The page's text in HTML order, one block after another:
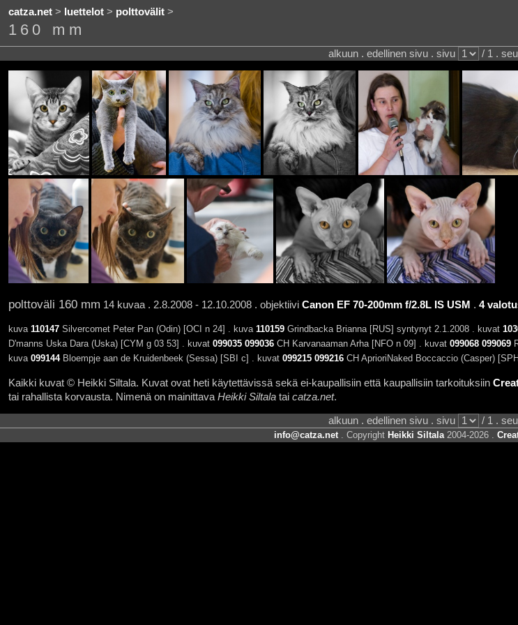
catza.net> luettelot> polttovälit>
160 mm
alkuun . edellinen sivu . sivu / 1 .
polttoväli 160 mm 14 kuvaa . 2.8.2008 - 12.10.2008 . objektiivi Canon EF 70-200mm f/2.8L IS USM . 4
kuva 110147Silvercomet Peter Pan (Odin) [OCI n 24] . kuva 110159Grindbacka Brianna [RUS] syntynyt 2.1.2008 . kuvat
D'manns Uska Dara (Uska) [CYM g 03 53] . kuvat 099035 099036CH Karvanaaman Arha [NFO n 09] . kuvat 099068 099069
kuva 099144Bloempje aan de Kruidenbeek (Sessa) [SBI c] . kuvat 099215 099216CH AprioriNaked Boccaccio (Casper)
Kaikki kuvat © Heikki Siltala. Kuvat ovat heti käytettävissä sekä ei-kaupallisiin että kaupallisiin tarkoituksiin
tai rahallista korvausta. Nimenä on mainittava Heikki Siltalatai catza.net.
alkuun . edellinen sivu . sivu / 1 .
info@catza.net. Copyright Heikki Siltala2004-2026 .